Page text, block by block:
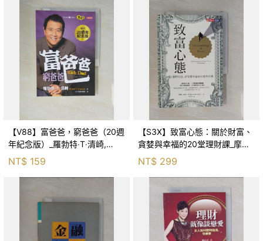
【V88】富爸爸，窮爸爸（20週
年紀念版）_羅勃特‧T‧清崎,
MTS 翻譯團隊
NT$ 159
【S3X】致富心態：關於財富、
貪婪與幸福的20堂理財課_摩
根．豪瑟, 周玉文
NT$ 299